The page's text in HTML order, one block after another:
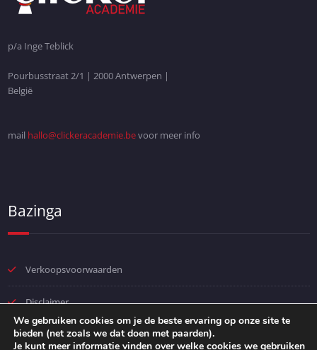
p/a Inge Teblick
Pourbusstraat 2/1 | 2000 Antwerpen |
België
mail hallo@clickeracademie.bevoor meer info
Bazinga
Verkoopsvoorwaarden
Disclaimer
Privacybeleid
We gebruiken cookies om je de beste ervaring op onze site te
bieden (net zoals we dat doen met paarden).
Je kunt meer informatie vinden over welke cookies we gebruiken